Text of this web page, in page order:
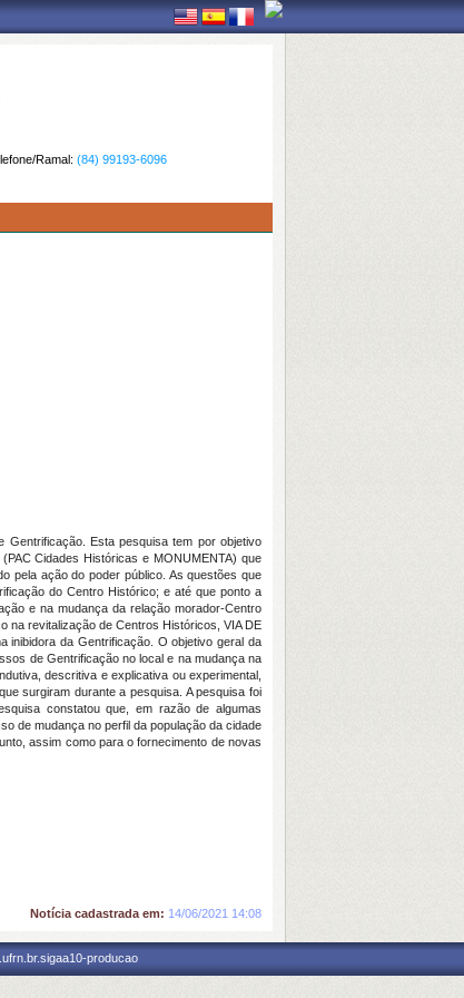
Ramal: (84) 99193-6096
Esta pesquisa tem por objetivo
Cidades Históricas e MONUMENTA) que
pela ação do poder público. As questões que
do Centro Histórico; e até que ponto a
e na mudança da relação morador-Centro
na revitalização de Centros Históricos, VIA DE
inibidora da Gentrificação. O objetivo geral da
de Gentrificação no local e na mudança na
descritiva e explicativa ou experimental,
surgiram durante a pesquisa. A pesquisa foi
constatou que, em razão de algumas
de mudança no perfil da população da cidade
assim como para o fornecimento de novas
Notícia cadastrada em: 14/06/2021 14:08
producao